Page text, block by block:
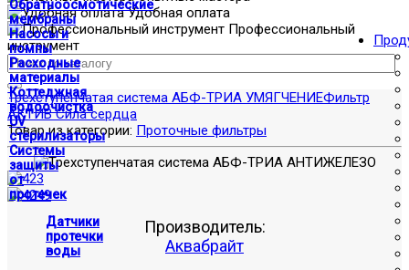
Обратноосмотические
мембраны
Насосы и
помпы
Расходные
материалы
Коттеджная
водоочистка
UV
стерилизаторы
Системы
защиты
от
протечек
Датчики
протечки
воды
Удобная оплата
Профессиональный
инструмент
Трехступенчатая система АБФ-ТРИА УМЯГЧЕНИЕФильтр
АКТИВ Сила сердца
Товар из категории: Проточные фильтры
Производитель:
Аквабрайт